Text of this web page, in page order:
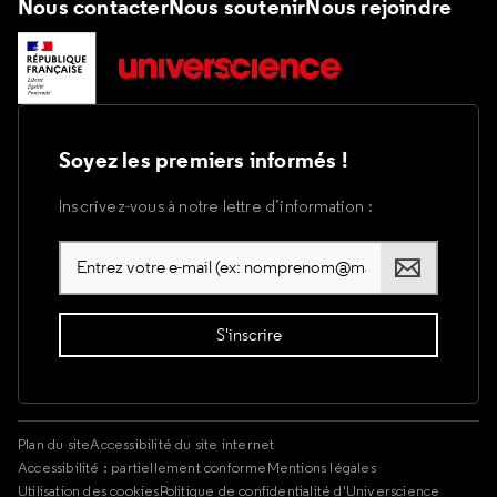
Nous contacterNous soutenirNous rejoindre
Soyez les premiers informés !
Inscrivez-vous à notre lettre d’information :
Plan du siteAccessibilité du site internet
Accessibilité : partiellement conformeMentions légales
Utilisation des cookiesPolitique de confidentialité d'Universcience